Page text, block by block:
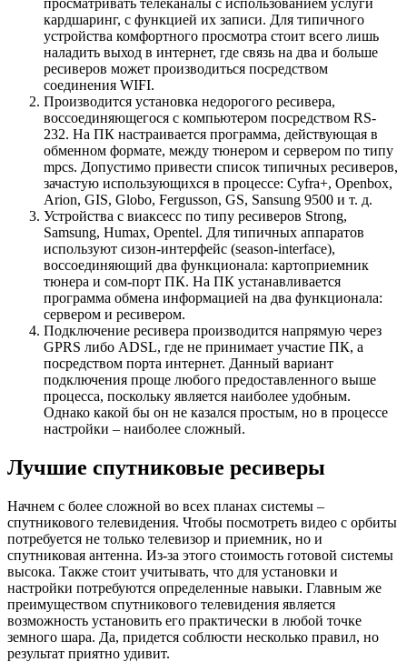
просматривать телеканалы с использованием услуги
кардшаринг, с функцией их записи. Для типичного
устройства комфортного просмотра стоит всего лишь
наладить выход в интернет, где связь на два и больше
ресиверов может производиться посредством
соединения WIFI.
Производится установка недорогого ресивера,
воссоединяющегося с компьютером посредством RS-
232. На ПК настраивается программа, действующая в
обменном формате, между тюнером и сервером по типу
mpcs. Допустимо привести список типичных ресиверов,
зачастую использующихся в процессе: Cyfra+, Openbox,
Arion, GIS, Globo, Fergusson, GS, Sansung 9500 и т. д.
Устройства с виаксесс по типу ресиверов Strong,
Samsung, Humax, Opentel. Для типичных аппаратов
используют сизон-интерфейс (season-interface),
воссоединяющий два функционала: картоприемник
тюнера и сом-порт ПК. На ПК устанавливается
программа обмена информацией на два функционала:
сервером и ресивером.
Подключение ресивера производится напрямую через
GPRS либо ADSL, где не принимает участие ПК, а
посредством порта интернет. Данный вариант
подключения проще любого предоставленного выше
процесса, поскольку является наиболее удобным.
Однако какой бы он не казался простым, но в процессе
настройки – наиболее сложный.
Лучшие спутниковые ресиверы
Начнем с более сложной во всех планах системы –
спутникового телевидения. Чтобы посмотреть видео с орбиты
потребуется не только телевизор и приемник, но и
спутниковая антенна. Из-за этого стоимость готовой системы
высока. Также стоит учитывать, что для установки и
настройки потребуются определенные навыки. Главным же
преимуществом спутникового телевидения является
возможность установить его практически в любой точке
земного шара. Да, придется соблюсти несколько правил, но
результат приятно удивит.